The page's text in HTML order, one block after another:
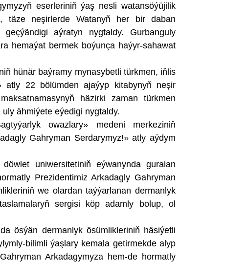
eserleriniň ýaş nesli watansöýüjilik
täze neşirlerde Watanyň her bir daban
aýratyn nygtaldy. Gurbanguly
hemaýat bermek boýunça haýyr-sahawat
hünär baýramy mynasybetli türkmen, iňlis
atly 22 bölümden ajaýyp kitabynyň neşir
häzirki zaman türkmen
ähmiýete eýedigi nygtaldy.
owazlary» medeni merkeziniň
Gahryman Serdarymyz!» atly aýdym
uniwersitetiniň eýwanynda guralan
Prezidentimiz Arkadagly Gahryman
we olardan taýýarlanan dermanlyk
sergisi köp adamly bolup, ol
ösýän dermanlyk ösümlikleriniň häsiýetli
bilimli ýaşlary kemala getirmekde alyp
Arkadagymyza hem-de hormatly